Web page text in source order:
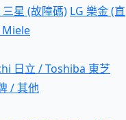
星 (故障碼) LG 樂金 (直
Miele
日立 / Toshiba 東芝
/ 其他